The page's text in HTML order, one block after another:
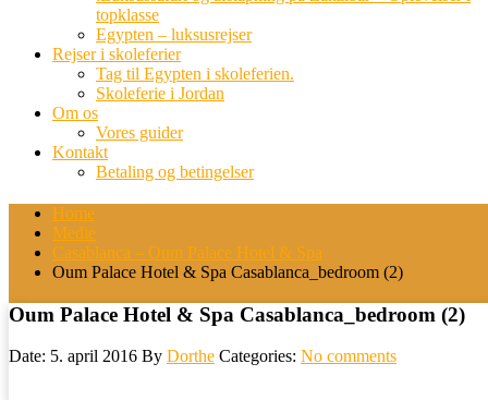
topklasse
Egypten – luksusrejser
Rejser i skoleferier
Tag til Egypten i skoleferien.
Skoleferie i Jordan
Om os
Vores guider
Kontakt
Betaling og betingelser
Home
Medie
Casablanca – Oum Palace Hotel & Spa
Oum Palace Hotel & Spa Casablanca_bedroom (2)
Oum Palace Hotel & Spa Casablanca_bedroom (2)
Date: 5. april 2016 By Dorthe Categories: No comments